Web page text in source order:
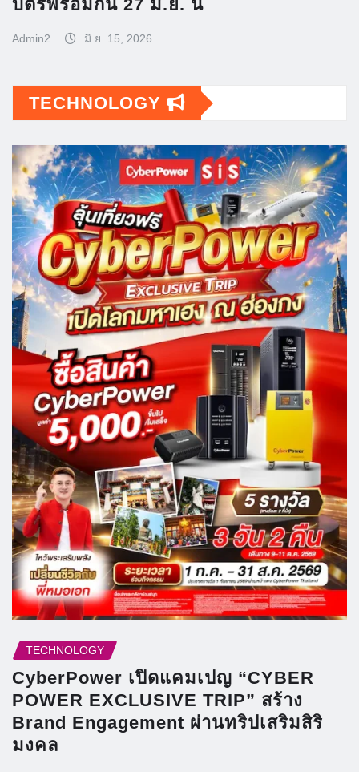
บัตรพร้อมกัน 27 มิ.ย. นี้
Admin2 มิ.ย. 15, 2026
TECHNOLOGY
TECHNOLOGY
CyberPower เปิดแคมเปญ “CYBER
POWER EXCLUSIVE TRIP” สร้าง
Brand Engagement ผ่านทริปเสริมสิริ
มงคล